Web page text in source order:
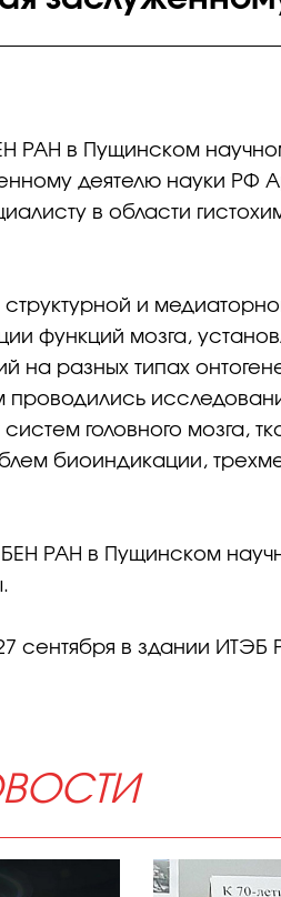
РАН в Пущинском
деятелю науки РФ
в области
и
функций мозга,
на разных типах
проводились
головного мозга,
биоиндикации,
БЕН РАН в Пущинском
сентября в здании ИТЭБ